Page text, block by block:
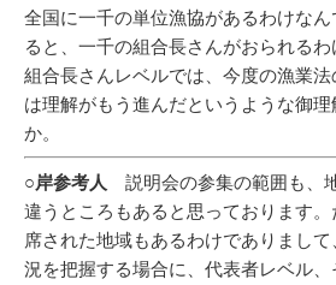
全国に一千の単位漁協があるわけな
ると、一千の組合長さんがおられる
組合長さんレベルでは、今度の漁業
は理解がもう進んだというような御理
か。
○岸参考人
説明会の参集の範囲も、
違うところもあると思っております
席された地域もあるわけでありまし
況を把握する場合に、代表者レベル